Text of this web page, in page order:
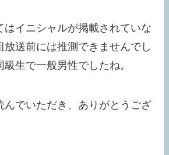
はイニシャルが掲載されていな
放送前には推測できませんでし
生で一般男性でしたね。
んでいただき、ありがとうござ